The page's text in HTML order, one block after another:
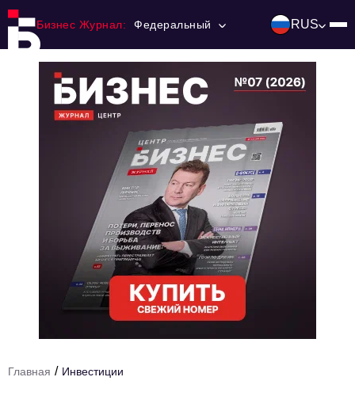
Бизнес Журнал: Федеральный RUS
Ниши и рынки
Технологии и тренды
Главная / Инвестиции